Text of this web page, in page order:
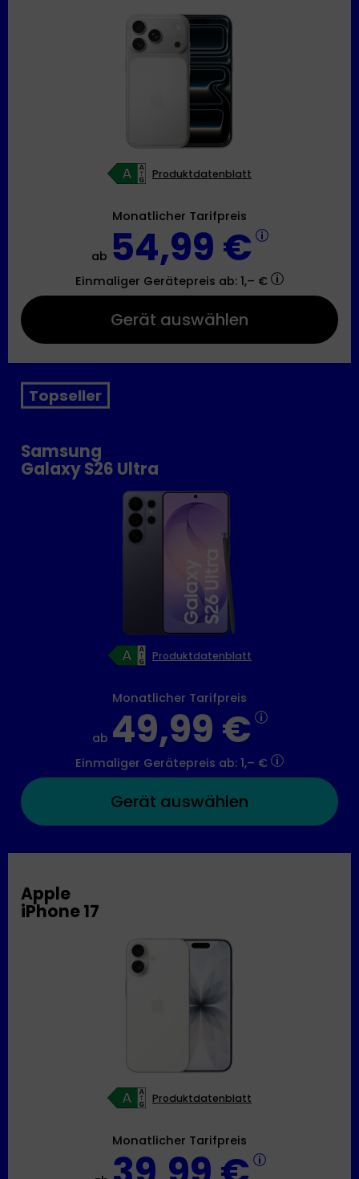
Produktdatenblatt
Monatlicher Tarifpreis
ab 54,99 €
Einmaliger Gerätepreis ab: 1,– €
Gerät auswählen
Topseller
Samsung
Galaxy S26 Ultra
Produktdatenblatt
Monatlicher Tarifpreis
ab 49,99 €
Einmaliger Gerätepreis ab: 1,– €
Gerät auswählen
Apple
iPhone 17
Produktdatenblatt
Monatlicher Tarifpreis